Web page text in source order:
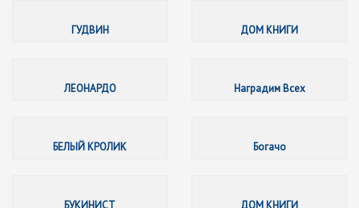
ГУДВИН
ДОМ КНИГИ
ЛЕОНАРДО
Наградим Всех
БЕЛЫЙ КРОЛИК
Богачо
БУКИНИСТ
ДОМ КНИГИ